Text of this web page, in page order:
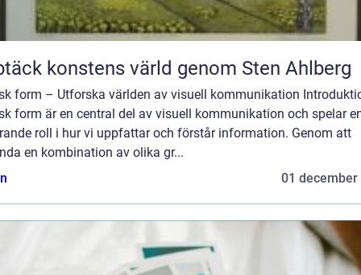
konstens värld genom Sten Ahlberg
form – Utforska världen av visuell kommunikation
form är en central del av visuell kommunikation och spelar
roll i hur vi uppfattar och förstår information. Genom att
en kombination av olika gr...
01 december